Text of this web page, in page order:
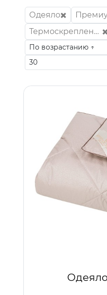
Одеяло
Термоскрепленная верблюжья шерсть